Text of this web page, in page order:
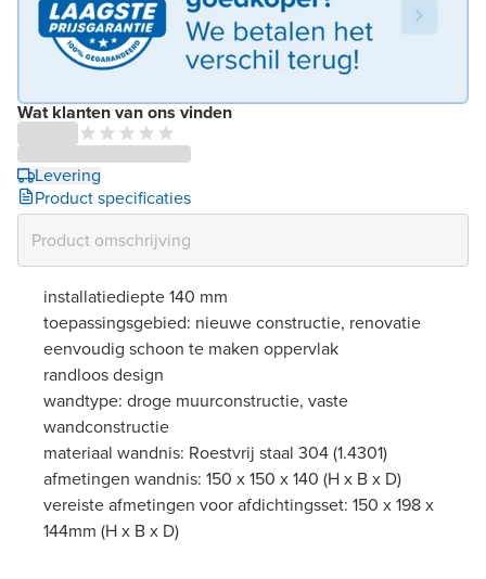
Wat klanten van ons vinden
Levering
Product specificaties
installatiediepte 140 mm
toepassingsgebied: nieuwe constructie, renovatie
eenvoudig schoon te maken oppervlak
randloos design
wandtype: droge muurconstructie, vaste
wandconstructie
materiaal wandnis: Roestvrij staal 304 (1.4301)
afmetingen wandnis: 150 x 150 x 140 (H x B x D)
vereiste afmetingen voor afdichtingsset: 150 x 198 x
144mm (H x B x D)